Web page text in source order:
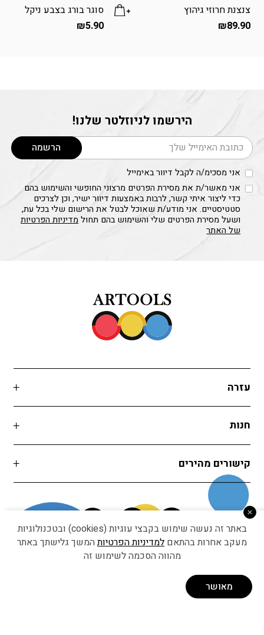
צנצנת חרוזי גיהוץ
₪89.90
סוגר בורג בצבע ניקל
₪5.90
הירשמו לניוזלטר שלנו!
דוא׳׳ל הרשמה
אני מסכימ/ה לקבל דיוור באימייל
אני מאשר/ת את מסירת הפרטים מרצוני החופשי והשימוש בהם
כדי ליצור איתי קשר, לרבות באמצעות דיוור ישיר, וכן לצרכים
סטטיסטיים. אני מודע/ת שאוכל לבטל את הרישום שלי בכל עת,
ושעל מסירת הפרטים שלי והשימוש בהם תחולמדיניות הפרטיות
של האתר
עזרה
חנות
קישורים מהירים
באתר זה נעשה שימוש בקבצי עוגיות (cookies) ובטכנולוגיות
מעקב אחרות בהתאם למדיניות הפרטיותהמשך גלישתך באתר
מהווה הסכמה לשימוש זה
מאושר